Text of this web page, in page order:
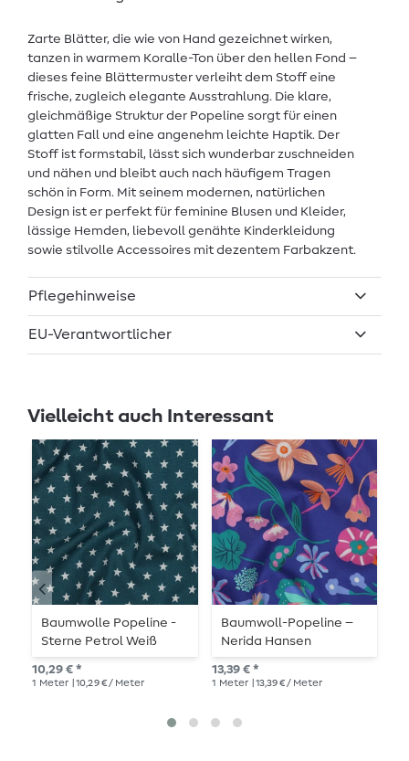
Zarte Blätter, die wie von Hand gezeichnet wirken,
tanzen in warmem Koralle-Ton über den hellen Fond –
dieses feine Blättermuster verleiht dem Stoff eine
frische, zugleich elegante Ausstrahlung. Die klare,
gleichmäßige Struktur der Popeline sorgt für einen
glatten Fall und eine angenehm leichte Haptik. Der
Stoff ist formstabil, lässt sich wunderbar zuschneiden
und nähen und bleibt auch nach häufigem Tragen
schön in Form. Mit seinem modernen, natürlichen
Design ist er perfekt für feminine Blusen und Kleider,
lässige Hemden, liebevoll genähte Kinderkleidung
sowie stilvolle Accessoires mit dezentem Farbakzent.
Pflegehinweise
EU-Verantwortlicher
Vielleicht auch Interessant
Baumwolle Popeline -
Sterne Petrol Weiß
10,29 € *
1 Meter | 10,29 € / Meter
Baumwoll-Popeline –
Nerida Hansen
Digitaldruck Meadow
Flower Lilablau
13,39 € *
1 Meter | 13,39 € / Meter